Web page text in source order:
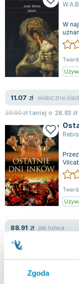
Zgoda
W
11.07 zł widoczne
39.90złtaniej o 28.83 zł
Rebis
88.91 zł jak nowa